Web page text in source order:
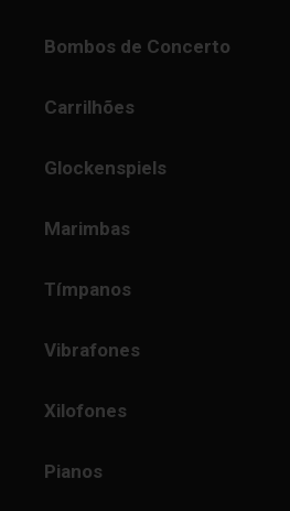
Bombos de Concerto
Carrilhões
Glockenspiels
Marimbas
Tímpanos
Vibrafones
Xilofones
Pianos